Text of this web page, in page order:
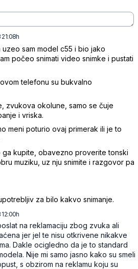
21:08h
sam model c55 i bio jako
počeo snimati video snimke i pustati
telefonu su bukvalno
zvukova okolune, samo se čuje
i vriska.
meni poturio ovaj primerak ili je to
ga kupite, obavezno proverite tonski
muziku, uz nju snimite i razgovor pa
za bilo kakvo snimanje.
12:00h
na reklamaciju zbog zvuka ali
jer jel te nisu otkrivene nikakve
Dakle ocigledno da je to standard
Nije mi samo jasno kako su smeli
s obzirom na reklamu koju su